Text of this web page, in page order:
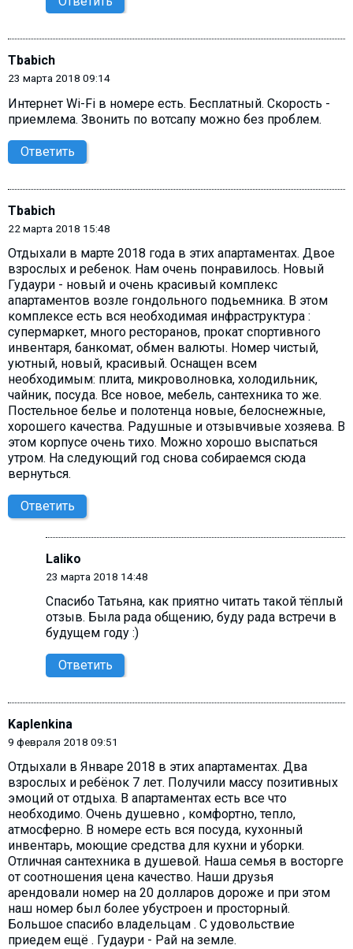
Tbabich
23 марта 2018 09:14
Интернет Wi-Fi в номере есть. Бесплатный. Скорость -
приемлема. Звонить по вотсапу можно без проблем.
Ответить
Tbabich
22 марта 2018 15:48
Отдыхали в марте 2018 года в этих апартаментах. Двое
взрослых и ребенок. Нам очень понравилось. Новый
Гудаури - новый и очень красивый комплекс
апартаментов возле гондольного подьемника. В этом
комплексе есть вся необходимая инфраструктура :
супермаркет, много ресторанов, прокат спортивного
инвентаря, банкомат, обмен валюты. Номер чистый,
уютный, новый, красивый. Оснащен всем
необходимым: плита, микроволновка, холодильник,
чайник, посуда. Все новое, мебель, сантехника то же.
Постельное белье и полотенца новые, белоснежные,
хорошего качества. Радушные и отзывчивые хозяева. В
этом корпусе очень тихо. Можно хорошо выспаться
утром. На следующий год снова собираемся сюда
вернуться.
Ответить
Laliko
23 марта 2018 14:48
Спасибо Татьяна, как приятно читать такой тёплый
отзыв. Была рада общению, буду рада встречи в
будущем году :)
Ответить
Kaplenkina
9 февраля 2018 09:51
Отдыхали в Январе 2018 в этих апартаментах. Два
взрослых и ребёнок 7 лет. Получили массу позитивных
эмоций от отдыха. В апартаментах есть все что
необходимо. Очень душевно , комфортно, тепло,
атмосферно. В номере есть вся посуда, кухонный
инвентарь, моющие средства для кухни и уборки.
Отличная сантехника в душевой. Наша семья в восторге
от соотношения цена качество. Наши друзья
арендовали номер на 20 долларов дороже и при этом
наш номер был более убустроен и просторный.
Большое спасибо владельцам . С удовольствие
приедем ещё . Гудаури - Рай на земле.